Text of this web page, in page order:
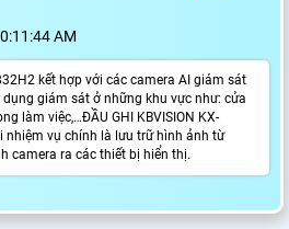
AM
kết hợp với các camera AI giám sát
giám sát ở những khu vực như: cửa
làm việc,…ĐẦU GHI KBVISION KX-
nhiệm vụ chính là lưu trữ hình ảnh từ
camera ra các thiết bị hiển thị.